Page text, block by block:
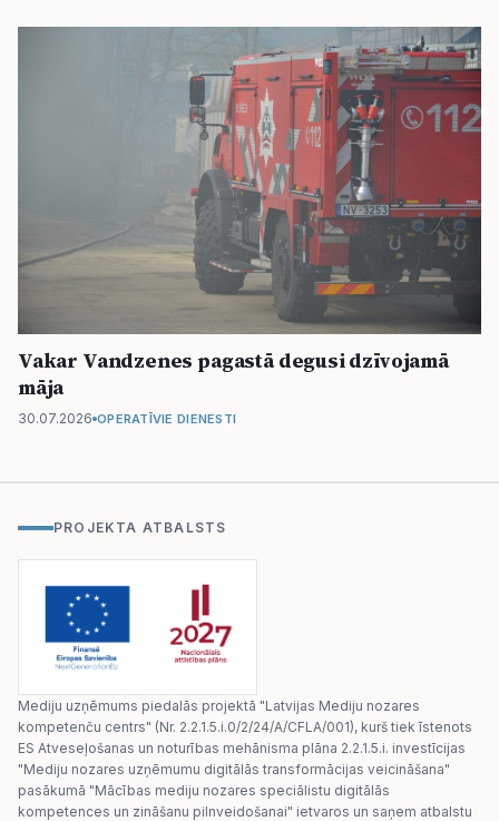
Vakar Vandzenes pagastā degusi dzīvojamā
māja
30.07.2026 OPERATĪVIE DIENESTI
PROJEKTA ATBALSTS
Mediju uzņēmums piedalās projektā "Latvijas Mediju nozares
kompetenču centrs" (Nr. 2.2.1.5.i.0/2/24/A/CFLA/001), kurš tiek īstenots
ES Atveseļošanas un noturības mehānisma plāna 2.2.1.5.i. investīcijas
"Mediju nozares uzņēmumu digitālās transformācijas veicināšana"
pasākumā "Mācības mediju nozares speciālistu digitālās
kompetences un zināšanu pilnveidošanai" ietvaros un saņem atbalstu